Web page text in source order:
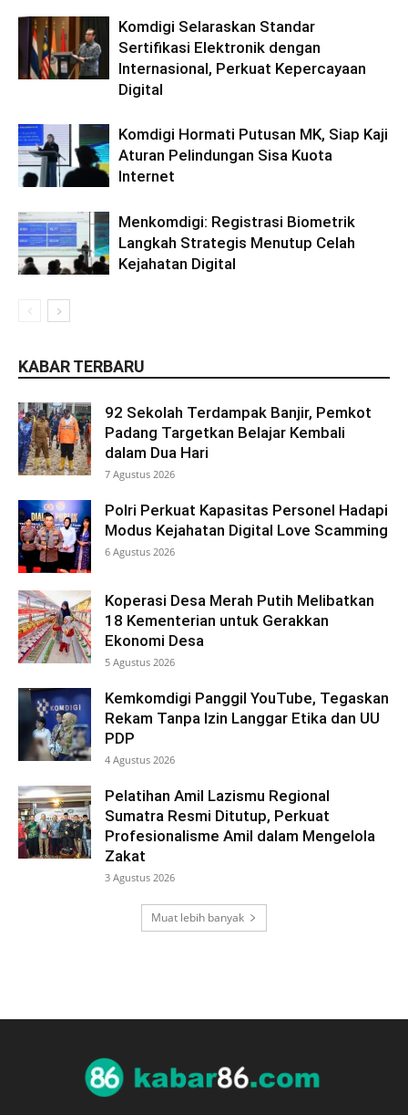
Komdigi Selaraskan Standar
Sertifikasi Elektronik dengan
Internasional, Perkuat Kepercayaan
Digital
Komdigi Hormati Putusan MK, Siap Kaji
Aturan Pelindungan Sisa Kuota
Internet
Menkomdigi: Registrasi Biometrik
Langkah Strategis Menutup Celah
Kejahatan Digital
KABAR TERBARU
92 Sekolah Terdampak Banjir, Pemkot
Padang Targetkan Belajar Kembali
dalam Dua Hari
7 Agustus 2026
Polri Perkuat Kapasitas Personel Hadapi
Modus Kejahatan Digital Love Scamming
6 Agustus 2026
Koperasi Desa Merah Putih Melibatkan
18 Kementerian untuk Gerakkan
Ekonomi Desa
5 Agustus 2026
Kemkomdigi Panggil YouTube, Tegaskan
Rekam Tanpa Izin Langgar Etika dan UU
PDP
4 Agustus 2026
Pelatihan Amil Lazismu Regional
Sumatra Resmi Ditutup, Perkuat
Profesionalisme Amil dalam Mengelola
Zakat
3 Agustus 2026
Muat lebih banyak